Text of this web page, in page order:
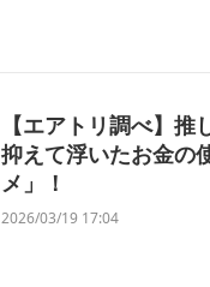
【エアトリ調べ】
抑えて浮いたお金の
メ」！
2026/03/19 17:04